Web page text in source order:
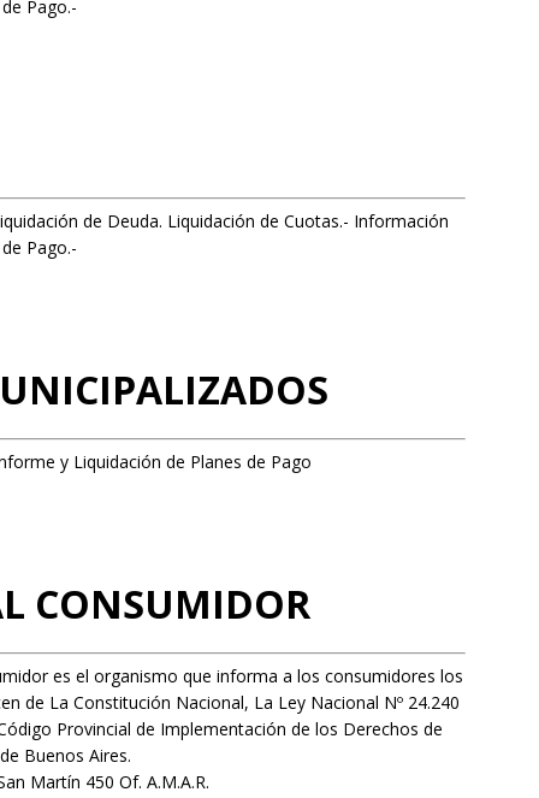
Pago.-
de Deuda. Liquidación de Cuotas.- Información
Pago.-
y Liquidación de Planes de Pago
CONSUMIDOR
es el organismo que informa a los consumidores los
de La Constitución Nacional, La Ley Nacional Nº 24.240
Provincial de Implementación de los Derechos de
Buenos Aires.
Martín 450 Of. A.M.A.R.